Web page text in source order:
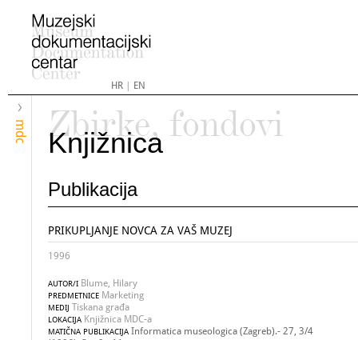
HR| EN
mdc
Zbirke, fondovi
Knjižnica
Publikacija
PRIKUPLJANJE NOVCA ZA VAŠ MUZEJ
1996
AUTOR/I Blume, Hilary
PREDMETNICE Marketing
MEDIJ Tiskana građa
LOKACIJA Knjižnica MDC-a
MATIČNA PUBLIKACIJA Informatica museologica (Zagreb).- 27, 3/4